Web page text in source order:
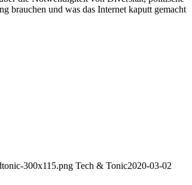
brauchen und was das Internet kaputt gemacht
300x115.png Tech & Tonic2020-03-02